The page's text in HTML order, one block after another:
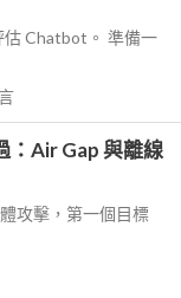
Chatbot。 準備一
：Air Gap 與離線
攻擊，第一個目標